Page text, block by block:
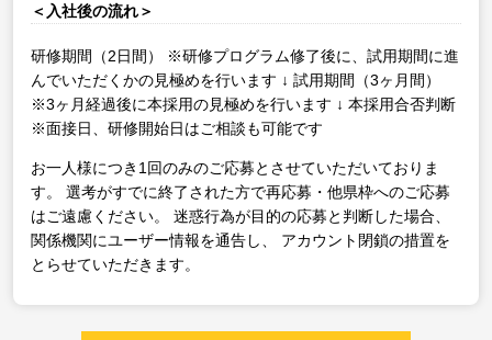
＜入社後の流れ＞
研修期間（2日間）
※研修プログラム修了後に、試用期間に進
んでいただくかの見極めを行います ↓ 試用期間（3ヶ月間）
※3ヶ月経過後に本採用の見極めを行います ↓ 本採用合否判断
※面接日、研修開始日はご相談も可能です
お一人様につき1回のみのご応募とさせていただいておりま
す。
選考がすでに終了された方で再応募・他県枠へのご応募
はご遠慮ください。
迷惑行為が目的の応募と判断した場合、
関係機関にユーザー情報を通告し、
アカウント閉鎖の措置を
とらせていただきます。